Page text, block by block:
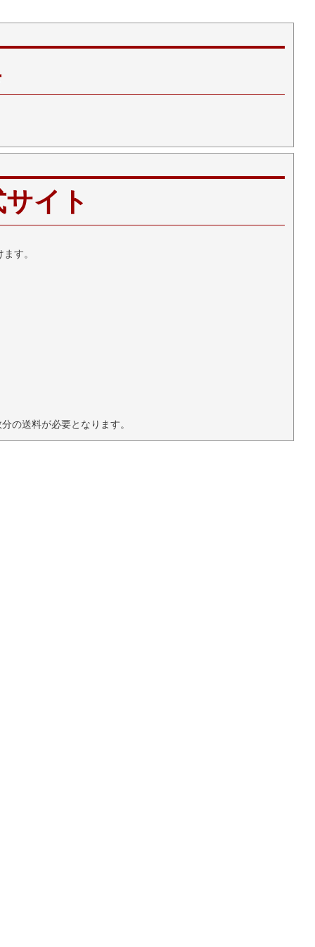
イト
す。
の送料が必要となります。